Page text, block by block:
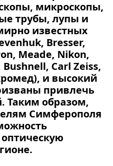
микроскопы,
трубы, лупы и
известных
Bresser,
Meade, Nikon,
Carl Zeiss,
и высокий
привлечь
Таким образом,
Симферополя